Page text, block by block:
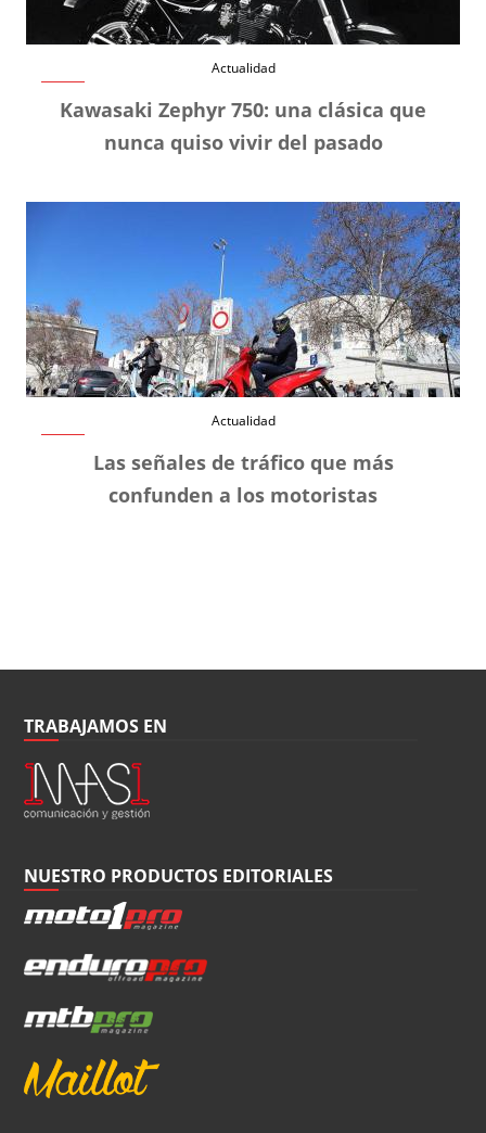
Actualidad
Kawasaki Zephyr 750: una clásica que
nunca quiso vivir del pasado
Actualidad
Las señales de tráfico que más
confunden a los motoristas
TRABAJAMOS EN
NUESTRO PRODUCTOS EDITORIALES